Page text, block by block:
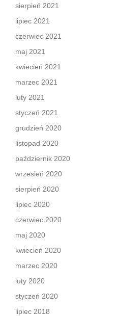
sierpień 2021
lipiec 2021
czerwiec 2021
maj 2021
kwiecień 2021
marzec 2021
luty 2021
styczeń 2021
grudzień 2020
listopad 2020
październik 2020
wrzesień 2020
sierpień 2020
lipiec 2020
czerwiec 2020
maj 2020
kwiecień 2020
marzec 2020
luty 2020
styczeń 2020
lipiec 2018